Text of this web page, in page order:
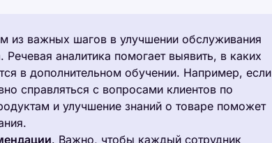
из важных шагов в улучшении обслуживания
Речевая аналитика помогает выявить, в каких
в дополнительном обучении. Например, если
справляться с вопросами клиентов по
и улучшение знаний о товаре поможет
. Важно, чтобы каждый сотрудник